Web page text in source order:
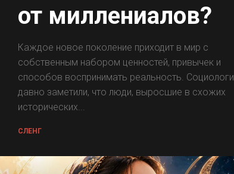
от миллениалов?
Каждое новое поколение приходит в мир с
собственным набором ценностей, привычек и
способов воспринимать реальность. Социологи
давно заметили, что люди, выросшие в схожих
исторических...
СЛЕНГ